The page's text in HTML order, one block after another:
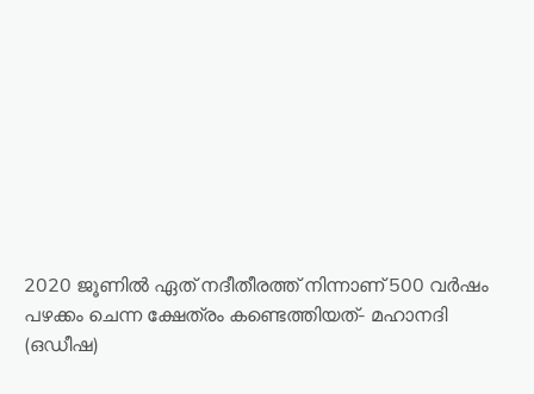
2020 ജൂണിൽ ഏത് നദീതീരത്ത് നിന്നാണ് 500 വർഷം
പഴക്കം ചെന്ന ക്ഷേത്രം കണ്ടെത്തിയത്- മഹാനദി
(ഒഡീഷ)